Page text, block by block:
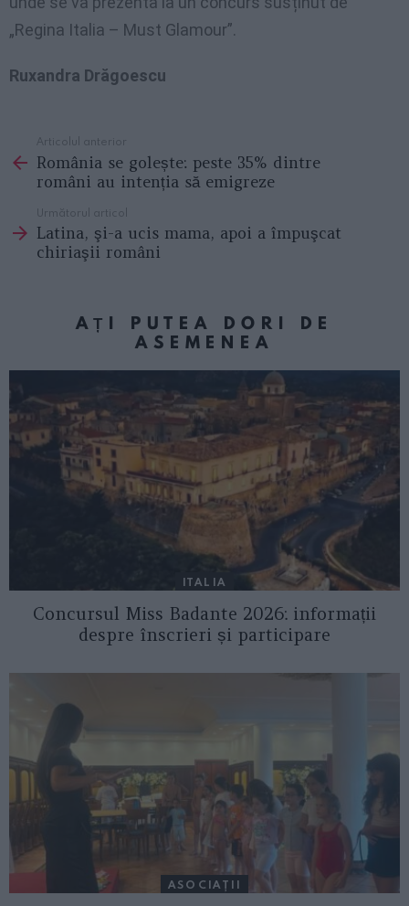
„Regina Italia – Must Glamour”.
Ruxandra Drăgoescu
more
Articolul anterior
România se golește: peste 35% dintre
români au intenția să emigreze
Următorul articol
Latina, şi-a ucis mama, apoi a împuşcat
chiriaşii români
AȚI PUTEA DORI DE
ASEMENEA
ITALIA
Concursul Miss Badante 2026: informații
despre înscrieri și participare
ASOCIAŢII